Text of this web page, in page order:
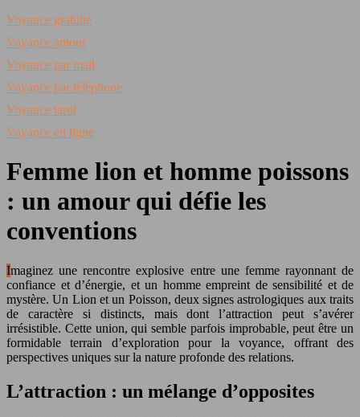
Voyance gratuite
Voyance amour
Voyance par mail
Voyance par téléphone
Voyance tarot
Voyance en ligne
Femme lion et homme poissons
: un amour qui défie les
conventions
Imaginez une rencontre explosive entre une femme rayonnant de
confiance et d’énergie, et un homme empreint de sensibilité et de
mystère. Un Lion et un Poisson, deux signes astrologiques aux traits
de caractère si distincts, mais dont l’attraction peut s’avérer
irrésistible. Cette union, qui semble parfois improbable, peut être un
formidable terrain d’exploration pour la voyance, offrant des
perspectives uniques sur la nature profonde des relations.
L’attraction : un mélange d’opposites